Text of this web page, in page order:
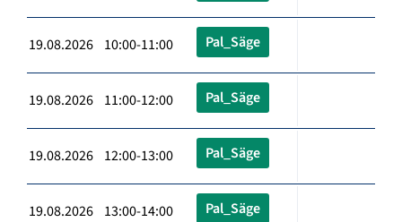
19.08.2026 10:00-11:00 Pal_Säge
19.08.2026 11:00-12:00 Pal_Säge
19.08.2026 12:00-13:00 Pal_Säge
19.08.2026 13:00-14:00 Pal_Säge